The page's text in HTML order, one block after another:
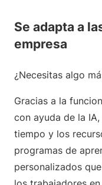
Se adapta a
empresa
¿Necesitas algo
Gracias a la
con ayuda de la
tiempo y los
programas de
personalizados